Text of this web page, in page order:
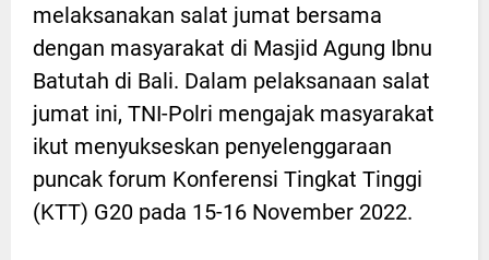
melaksanakan salat jumat bersama
dengan masyarakat di Masjid Agung Ibnu
Batutah di Bali. Dalam pelaksanaan salat
jumat ini, TNI-Polri mengajak masyarakat
ikut menyukseskan penyelenggaraan
puncak forum Konferensi Tingkat Tinggi
(KTT) G20 pada 15-16 November 2022.